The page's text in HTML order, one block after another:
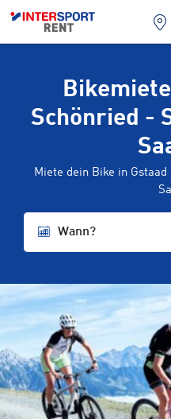
Schönried -
Miete dein Bike in
Wann?